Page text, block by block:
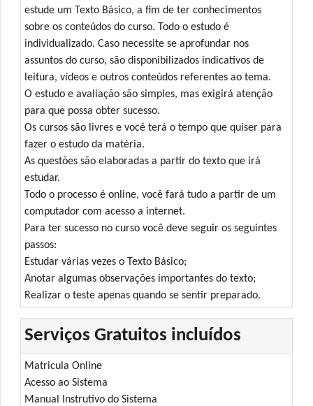
estude um Texto Básico, a fim de ter conhecimentos
sobre os conteúdos do curso. Todo o estudo é
individualizado. Caso necessite se aprofundar nos
assuntos do curso, são disponibilizados indicativos de
leitura, vídeos e outros conteúdos referentes ao tema.
O estudo e avaliação são simples, mas exigirá atenção
para que possa obter sucesso.
Os cursos são livres e você terá o tempo que quiser para
fazer o estudo da matéria.
As questões são elaboradas a partir do texto que irá
estudar.
Todo o processo é online, você fará tudo a partir de um
computador com acesso a internet.
Para ter sucesso no curso você deve seguir os seguintes
passos:
Estudar várias vezes o Texto Básico;
Anotar algumas observações importantes do texto;
Realizar o teste apenas quando se sentir preparado.
Serviços Gratuitos incluídos
Matricula Online
Acesso ao Sistema
Manual Instrutivo do Sistema